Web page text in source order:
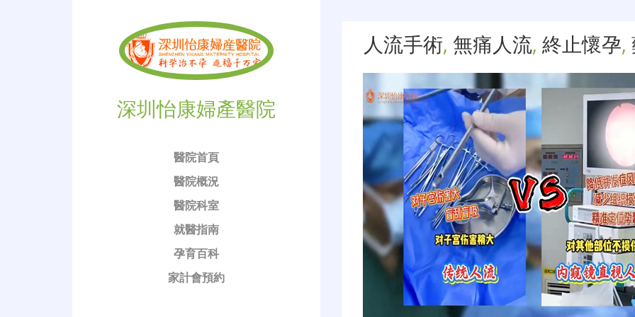
深圳怡康婦產醫院
醫院首頁
醫院概況
醫院科室
就醫指南
孕育百科
家計會預約
人流手術, 無痛人流, 終止懷孕,